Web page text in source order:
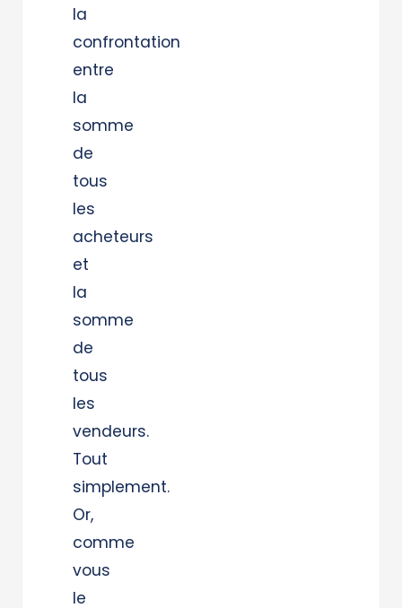
la
confrontation
entre
la
somme
de
tous
les
acheteurs
et
la
somme
de
tous
les
vendeurs.
Tout
simplement.
Or,
comme
vous
le